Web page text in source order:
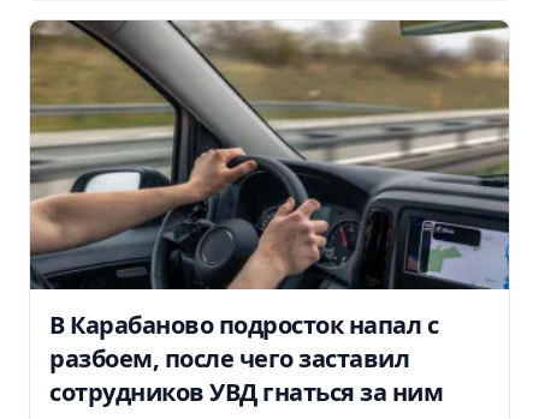
В Карабаново подросток напал с
разбоем, после чего заставил
сотрудников УВД гнаться за ним